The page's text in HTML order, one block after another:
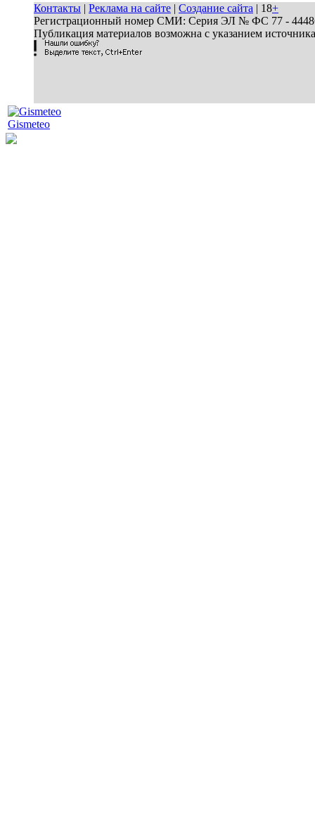
Контакты | Реклама на сайте | Создание сайта | 18+
Регистрационный номер СМИ: Серия ЭЛ № ФС 77 - 44486
Публикация материалов возможна с указанием
Gismeteo